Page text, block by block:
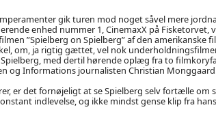
gik turen mod noget såvel mere
enhed nummer 1, CinemaxX på Fisketorvet,
”Spielberg on Spielberg” af den amerikanske
om, ja rigtig gættet, vel nok
med dertil hørende oplæg fra to
og Informations journalisten Christian
er det fornøjeligt at se Spielberg selv fortælle om
indlevelse, og ikke mindst gense klip fra